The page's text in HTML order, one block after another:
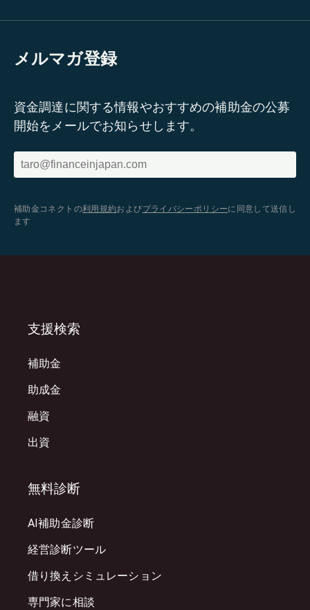
メルマガ登録
資金調達に関する情報やおすすめの補助金の公募
開始をメールでお知らせします。
補助金コネクトの利用規約およびプライバシーポリシーに同意して送信し
ます
支援検索
補助金
助成金
融資
出資
無料診断
AI補助金診断
経営診断ツール
借り換えシミュレーション
専門家に相談